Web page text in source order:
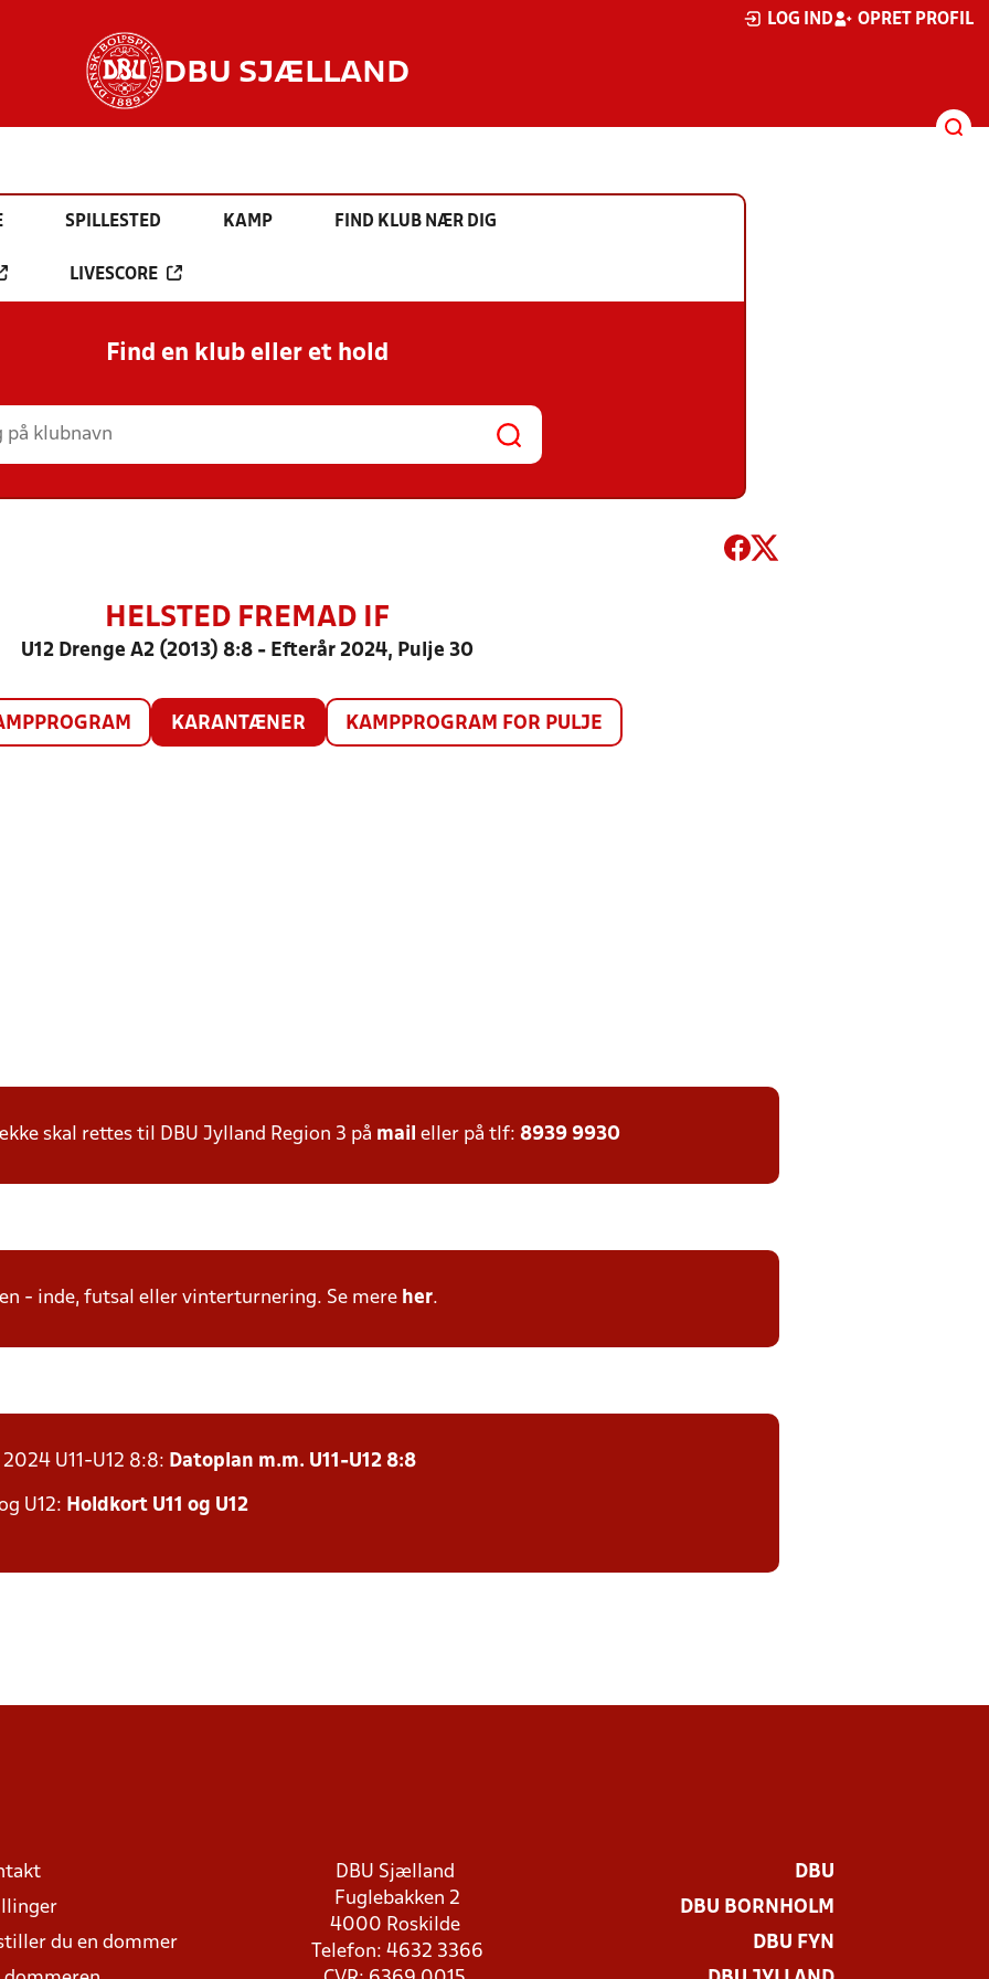
LOG IND OPRET PROFIL
DBU SJÆLLAND
SPILLESTED KAMP FIND KLUB NÆR DIG
LIVESCORE
Find en klub eller et hold
HELSTED FREMAD IF
U12 Drenge A2 (2013) 8:8 - Efterår 2024, Pulje 30
KARANTÆNER KAMPPROGRAM FOR PULJE
skal rettes til DBU Jylland Region 3 på mail eller på tlf: 8939 9930
- inde, futsal eller vinterturnering. Se mere her.
U11-U12 8:8: Datoplan m.m. U11-U12 8:8
U12: Holdkort U11 og U12
du en dommer
DBU Sjælland
Fuglebakken 2
4000 Roskilde
Telefon: 4632 3366
DBU
DBU BORNHOLM
DBU FYN